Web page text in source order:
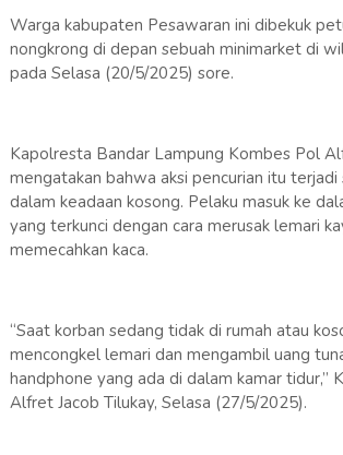
Warga kabupaten Pesawaran ini dibekuk
nongkrong di depan sebuah minimarket di
pada Selasa (20/5/2025) sore.
Kapolresta Bandar Lampung Kombes Pol
mengatakan bahwa aksi pencurian itu terjadi
dalam keadaan kosong. Pelaku masuk ke
yang terkunci dengan cara merusak lemari
memecahkan kaca.
“Saat korban sedang tidak di rumah atau
mencongkel lemari dan mengambil uang
handphone yang ada di dalam kamar tidur,”
Alfret Jacob Tilukay, Selasa (27/5/2025).